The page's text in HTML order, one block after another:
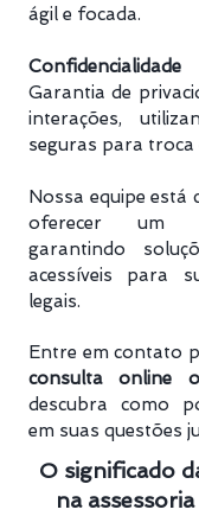
ágil e focada.
Garantia de
interações,
seguras para troca
Nossa equipe está
oferecer um
garantindo
acessíveis para
legais.
Entre em contato
consulta online
descubra como
em suas questões
O significado
na